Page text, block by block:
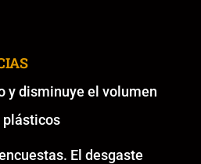
y disminuye el volumen
plásticos
El desgaste